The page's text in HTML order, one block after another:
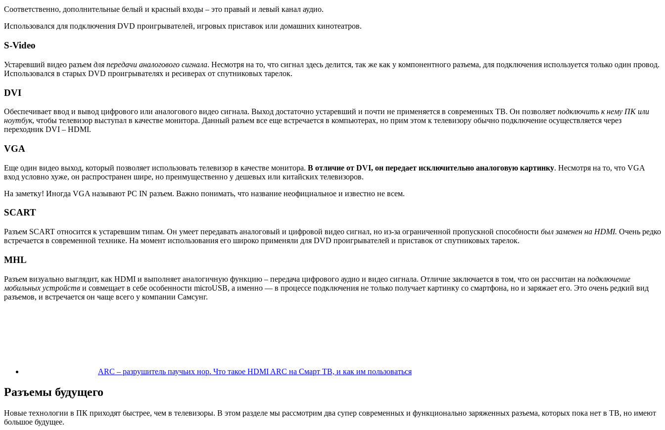
Соответственно, дополнительные белый и красный входы – это правый и левый канал аудио.
Использовался для подключения DVD проигрывателей, игровых приставок или домашних кинотеатров.
S-Video
Устаревший видео разъем для передачи аналогового сигнала. Несмотря на то, что сигнал здесь делится, так же как у компонентного разъема, для подключения используется только один провод.
Использовался в старых DVD проигрывателях и ресиверах от спутниковых тарелок.
DVI
Обеспечивает ввод и вывод цифрового или аналогового видео сигнала. Выход достаточно устаревший и почти не применяется в современных ТВ. Он позволяет подключить к нему ПК или
ноутбук, чтобы телевизор выступал в качестве монитора. Данный разъем все еще встречается в компьютерах, но прим этом к телевизору обычно подключение осуществляется через
переходник DVI – HDMI.
VGA
Еще один видео выход, который позволяет использовать телевизор в качестве монитора. В отличие от DVI, он передает исключительно аналоговую картинку. Несмотря на то, что VGA
вход условно хуже, он распространен шире, но преимущественно у дешевых или китайских телевизоров.
На заметку! Иногда VGA называют PC IN разъем. Важно понимать, что название неофициальное и известно не всем.
SCART
Разъем SCART относится к устаревшим типам. Он умеет передавать аналоговый и цифровой видео сигнал, но из-за ограниченной пропускной способности был заменен на HDMI. Очень редко
встречается в современной технике. На момент использования его широко применяли для DVD проигрывателей и приставок от спутниковых тарелок.
MHL
Разъем визуально выглядит, как HDMI и выполняет аналогичную функцию – передача цифрового аудио и видео сигнала. Отличие заключается в том, что он рассчитан на подключение
мобильных устройств и совмещает в себе особенности microUSB, а именно — в процессе подключения не только получает картинку со смартфона, но и заряжает его. Это очень редкий вид
разъемов, и встречается он чаще всего у компании Самсунг.
ARC – разрушитель паучьих нор. Что такое HDMI ARC на Смарт ТВ, и как им пользоваться
Разъемы будущего
Новые технологии в ПК приходят быстрее, чем в телевизоры. В этом разделе мы рассмотрим два супер современных и функционально заряженных разъема, которых пока нет в ТВ, но имеют
большое будущее.